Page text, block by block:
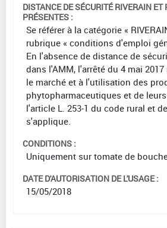
DISTANCE DE SÉCURITÉ RIVERAIN ET
PRÉSENTES :
Se référer à la catégorie «
rubrique « conditions d'emploi
En l'absence de distance de
dans l'AMM, l'arrêté du 4 mai
le marché et à l'utilisation des
phytopharmaceutiques et de
l'article L. 253-1 du code rural et
s'applique.
CONDITIONS :
Uniquement sur tomate de
DATE D'AUTORISATION DE L'USAGE :
15/05/2018